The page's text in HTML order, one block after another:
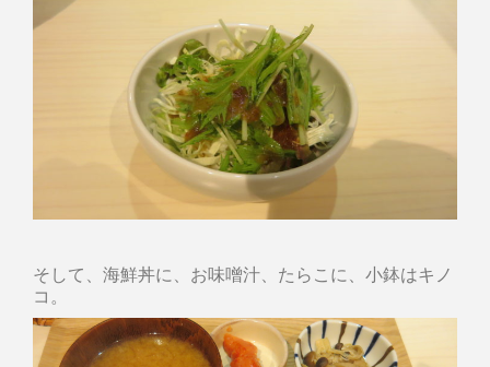
そして、海鮮丼に、お味噌汁、たらこに、小鉢はキノ
コ。